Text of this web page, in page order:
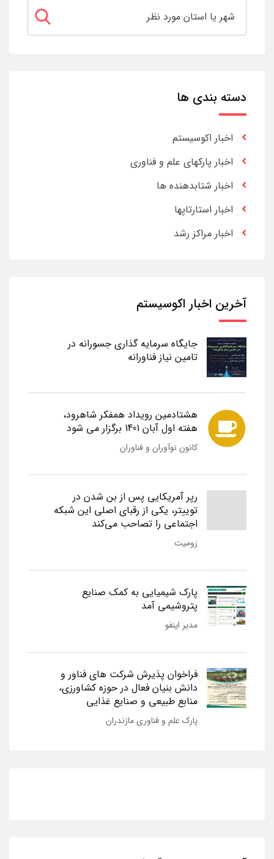
دسته بندی ها
اخبار اکوسیستم
اخبار پارکهای علم و فناوری
اخبار شتابدهنده ها
اخبار استارتاپها
اخبار مراکز رشد
آخرین اخبار اکوسیستم
جایگاه سرمایه گذاری جسورانه در
تامین نیاز فناورانه
هشتادمین رویداد همفکر شاهرود،
هفته اول آبان 1401 برگزار می شود
کانون نوآوران و فناوران
رپر آمریکایی پس از بن شدن در
توییتر، یکی از رقبای اصلی این شبکه
اجتماعی را تصاحب می‌کند
زومیت
پارک شیمیایی به کمک صنایع
پتروشیمی آمد
مدیر اینفو
فراخوان پذیرش شرکت های فناور و
دانش بنیان فعال در حوزه کشاورزی،
منابع طبیعی و صنایع غذایی
پارک علم و فناوری مازندران